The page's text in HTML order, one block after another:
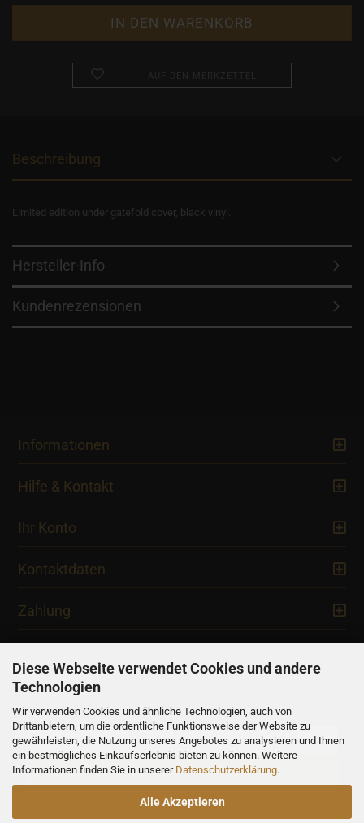
Diese Webseite verwendet Cookies und andere
Technologien
Wir verwenden Cookies und ähnliche Technologien, auch von
Drittanbietern, um die ordentliche Funktionsweise der Website zu
gewährleisten, die Nutzung unseres Angebotes zu analysieren und Ihnen
ein bestmögliches Einkaufserlebnis bieten zu können. Weitere
Informationen finden Sie in unserer Datenschutzerklärung.
Alle Akzeptieren
Beschreibung
Limited edition under gatefold cover, black vinyl.
Hersteller-Info
Kundenrezensionen
Informationen
Hilfe & Kontakt
Ihr Konto
Kontaktdaten
Zahlung
Newsletter
Alle Preise verstehen sich inklusive der gesetzlichen Mehrwertsteuer,